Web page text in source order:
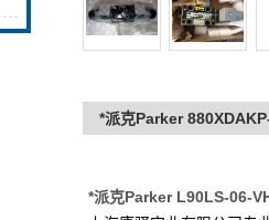
*派克Parker
*派克Parker L90LS-06-